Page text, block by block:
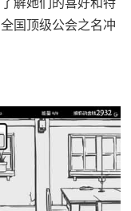
国顶级公会之名冲